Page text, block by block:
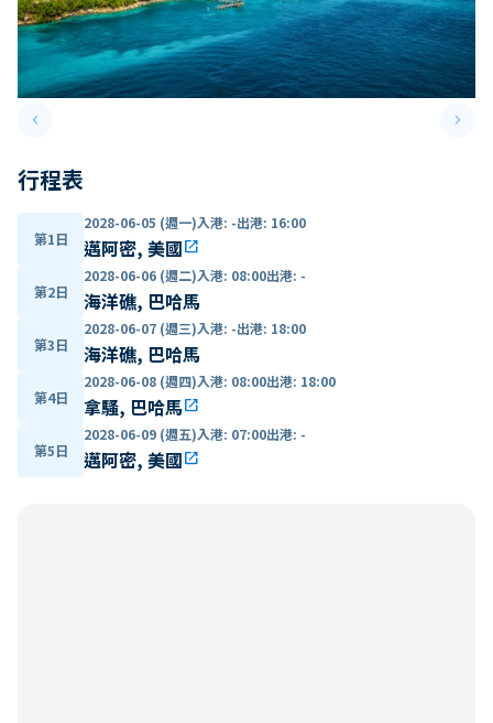
keyboard_arrow_leftPrevious slide keyboard_arrow_right
行程表
第1日
2028-06-05 (週一)入港: -出港: 16:00
邁阿密, 美國open_in_new
第2日
2028-06-06 (週二)入港: 08:00出港: -
海洋礁, 巴哈馬
第3日
2028-06-07 (週三)入港: -出港: 18:00
海洋礁, 巴哈馬
第4日
2028-06-08 (週四)入港: 08:00出港: 18:00
拿騷, 巴哈馬open_in_new
第5日
2028-06-09 (週五)入港: 07:00出港: -
邁阿密, 美國open_in_new